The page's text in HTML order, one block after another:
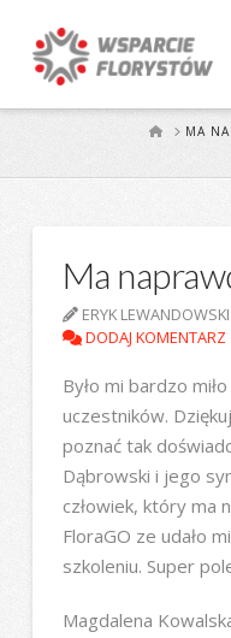
START
MA
Ma
ERYK LEWANDOWSKI
DODAJ KOMENTARZ
Było mi bardzo
uczestników.
poznać tak
Dąbrowski i jego
człowiek, który ma
FloraGO ze udało
szkoleniu. Super
Magdalena